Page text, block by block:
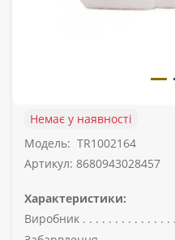
Немає у наявності
Модель: TR1002164
Артикул: 8680943028457
Характеристики:
Виробник